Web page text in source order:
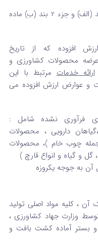
(موضوع جزء های 1 ، 2، 3، 4، 8-5 ، بند (الف) و جزء 2 بند (ب) ماده
افزوده که از تاریخ
، عرضه محصولات کشاورزی و
ارائه خدماتمرتبط با این
و عوارض ارزش افزوده می
فرآوری نشده شامل :
دارویی ، محصولات
چوب خام )، محصولات
و گیاه و انواع قارچ )
آن به جوجه یکروزه
آن ، کلیه مواد اصلی تولید
وزارت جهاد کشاورزی ،
بستر آماده کشت بافت و